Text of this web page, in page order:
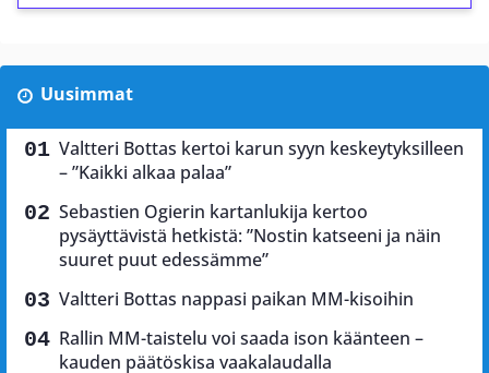
Uusimmat
Valtteri Bottas kertoi karun syyn keskeytyksilleen
– ”Kaikki alkaa palaa”
Sebastien Ogierin kartanlukija kertoo
pysäyttävistä hetkistä: ”Nostin katseeni ja näin
suuret puut edessämme”
Valtteri Bottas nappasi paikan MM-kisoihin
Rallin MM-taistelu voi saada ison käänteen –
kauden päätöskisa vaakalaudalla